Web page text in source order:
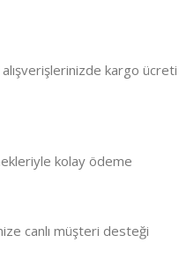
kargo ücreti
kolay ödeme
canlı müşteri desteği